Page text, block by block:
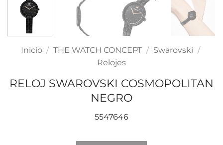
Inicio / THE WATCH CONCEPT / Swarovski /
Relojes
RELOJ SWAROVSKI COSMOPOLITAN
NEGRO
5547646